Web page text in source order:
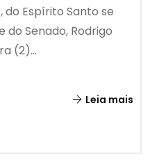
do Espírito Santo se
Senado, Rodrigo
(2)...
Leia mais